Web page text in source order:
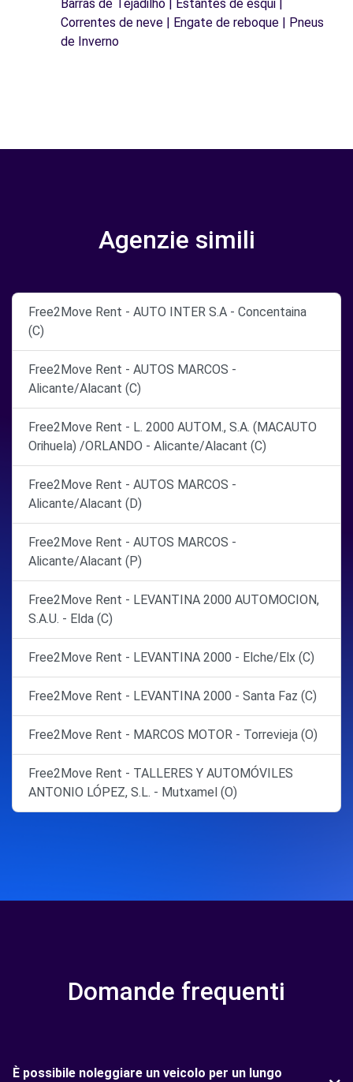
Barras de Tejadilho | Estantes de esqui |
Correntes de neve | Engate de reboque | Pneus
de Inverno
Agenzie simili
Free2Move Rent - AUTO INTER S.A - Concentaina
(C)
Free2Move Rent - AUTOS MARCOS -
Alicante/Alacant (C)
Free2Move Rent - L. 2000 AUTOM., S.A. (MACAUTO
Orihuela) /ORLANDO - Alicante/Alacant (C)
Free2Move Rent - AUTOS MARCOS -
Alicante/Alacant (D)
Free2Move Rent - AUTOS MARCOS -
Alicante/Alacant (P)
Free2Move Rent - LEVANTINA 2000 AUTOMOCION,
S.A.U. - Elda (C)
Free2Move Rent - LEVANTINA 2000 - Elche/Elx (C)
Free2Move Rent - LEVANTINA 2000 - Santa Faz (C)
Free2Move Rent - MARCOS MOTOR - Torrevieja (O)
Free2Move Rent - TALLERES Y AUTOMÓVILES
ANTONIO LÓPEZ, S.L. - Mutxamel (O)
Domande frequenti
È possibile noleggiare un veicolo per un lungo